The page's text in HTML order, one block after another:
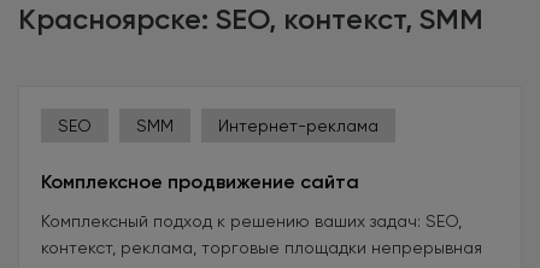
Красноярске: SEO, контекст, SMM
SEO SMM Интернет-реклама
Комплексное продвижение сайта
Комплексный подход к решению ваших задач: SEO,
контекст, реклама, торговые площадки непрерывная